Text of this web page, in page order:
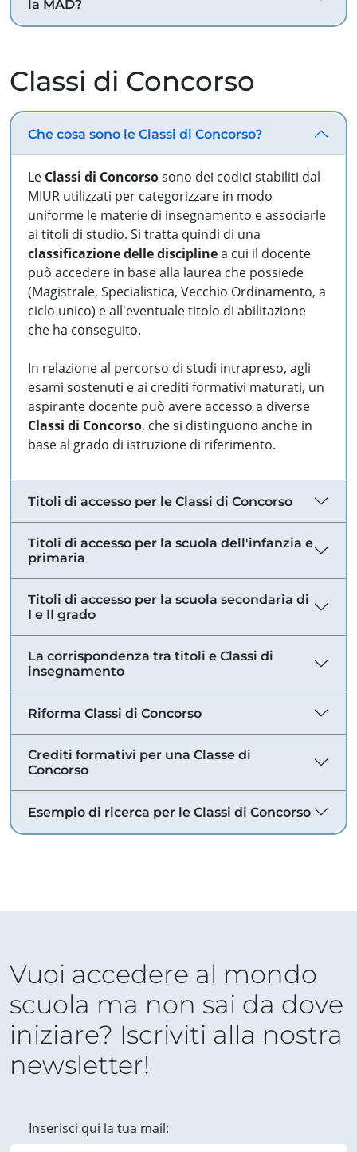
la MAD?
Classi di Concorso
Che cosa sono le Classi di Concorso?
Le Classi di Concorsosono dei codici stabiliti dal
MIUR utilizzati per categorizzare in modo
uniforme le materie di insegnamento e associarle
ai titoli di studio. Si tratta quindi di una
classificazione delle disciplinea cui il docente
può accedere in base alla laurea che possiede
(Magistrale, Specialistica, Vecchio Ordinamento, a
ciclo unico) e all'eventuale titolo di abilitazione
che ha conseguito.
In relazione al percorso di studi intrapreso, agli
esami sostenuti e ai crediti formativi maturati, un
aspirante docente può avere accesso a diverse
Classi di Concorso, che si distinguono anche in
base al grado di istruzione di riferimento.
Titoli di accesso per le Classi di Concorso
Titoli di accesso per la scuola dell'infanzia e
primaria
Titoli di accesso per la scuola secondaria di
I e II grado
La corrispondenza tra titoli e Classi di
insegnamento
Riforma Classi di Concorso
Crediti formativi per una Classe di
Concorso
Esempio di ricerca per le Classi di Concorso
Vuoi accedere al mondo
scuola ma non sai da dove
iniziare? Iscriviti alla nostra
newsletter!
Inserisci qui la tua mail: